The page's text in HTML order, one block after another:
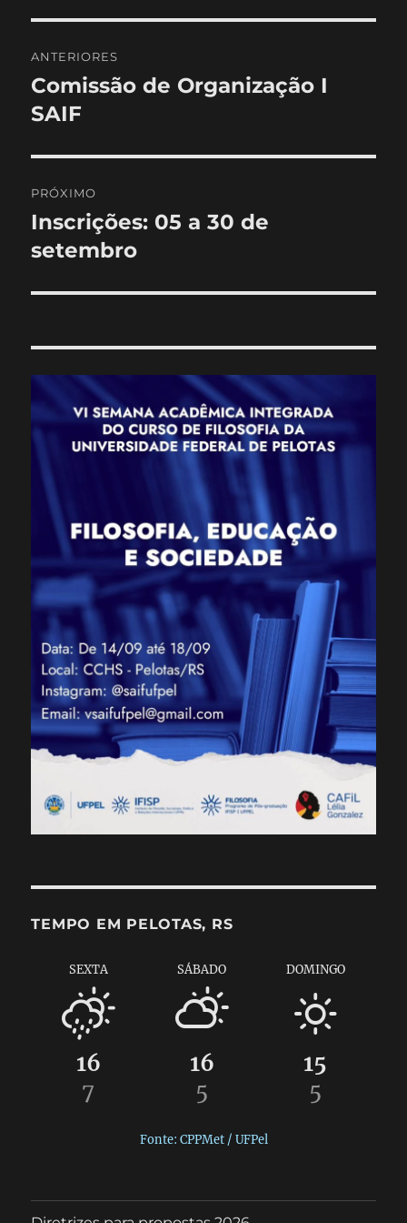
de
Post
ANTERIORES
Post
anterior:
Comissão de Organização I
SAIF
PRÓXIMO
Próximo
post:
Inscrições: 05 a 30 de
setembro
TEMPO EM PELOTAS, RS
SEXTA
16
7
SÁBADO
16
5
DOMINGO
15
5
Fonte: CPPMet / UFPel